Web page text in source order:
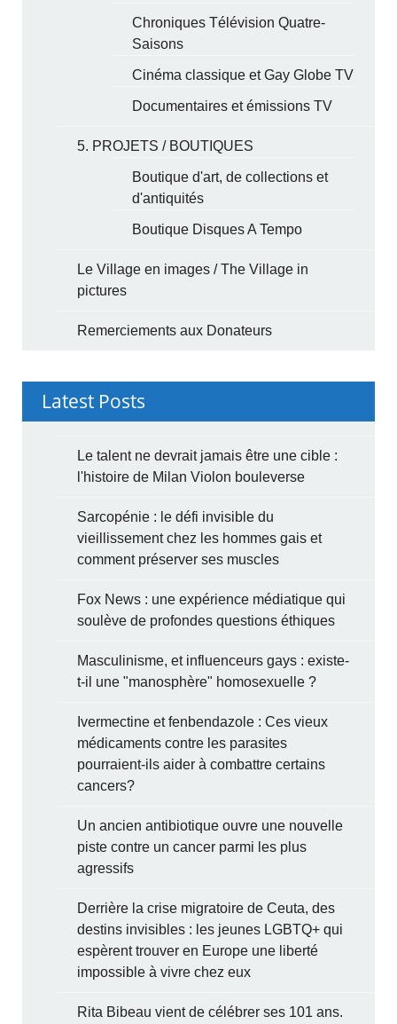
Chroniques Télévision Quatre-
Saisons
Cinéma classique et Gay Globe TV
Documentaires et émissions TV
5. PROJETS / BOUTIQUES
Boutique d'art, de collections et
d'antiquités
Boutique Disques A Tempo
Le Village en images / The Village in
pictures
Remerciements aux Donateurs
Latest Posts
Le talent ne devrait jamais être une cible :
l'histoire de Milan Violon bouleverse
Sarcopénie : le défi invisible du
vieillissement chez les hommes gais et
comment préserver ses muscles
Fox News : une expérience médiatique qui
soulève de profondes questions éthiques
Masculinisme, et influenceurs gays : existe-
t-il une "manosphère" homosexuelle ?
Ivermectine et fenbendazole : Ces vieux
médicaments contre les parasites
pourraient-ils aider à combattre certains
cancers?
Un ancien antibiotique ouvre une nouvelle
piste contre un cancer parmi les plus
agressifs
Derrière la crise migratoire de Ceuta, des
destins invisibles : les jeunes LGBTQ+ qui
espèrent trouver en Europe une liberté
impossible à vivre chez eux
Rita Bibeau vient de célébrer ses 101 ans.